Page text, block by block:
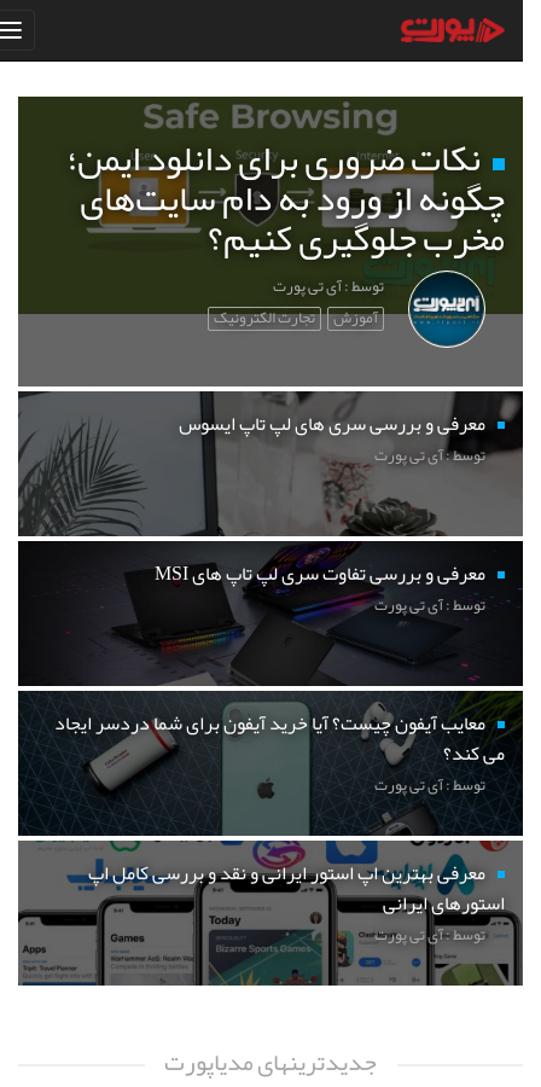
نکات ضروری برای دانلود ایمن؛
چگونه از ورود به دام سایت‌های
مخرب جلوگیری کنیم؟
توسط : آی تی پورت
آموزش تجارت الکترونیک
معرفی و بررسی سری های لپ تاپ ایسوس
توسط : آی تی پورت
معرفی و بررسی تفاوت سری لپ تاپ های MSI
توسط : آی تی پورت
معایب آیفون چیست؟ آیا خرید آیفون برای شما دردسر ایجاد
می کند؟
توسط : آی تی پورت
معرفی بهترین اپ استور ایرانی و نقد و بررسی کامل اپ
استورهای ایرانی
توسط : آی تی پورت
جدیدترینهای مدیاپورت